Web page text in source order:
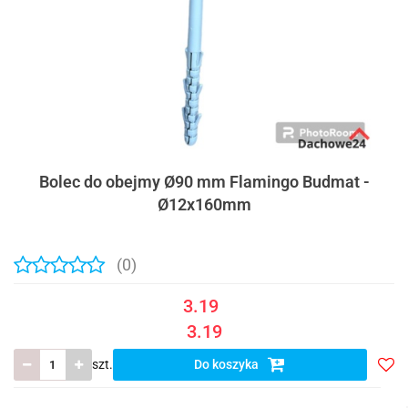
Bolec do obejmy Ø90 mm Flamingo Budmat -
Ø12x160mm
(0)
3.19
3.19
szt. Do koszyka